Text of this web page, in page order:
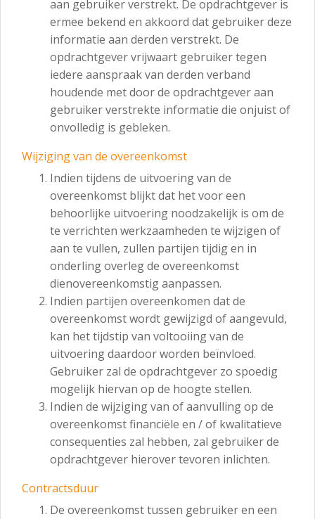
aan gebruiker verstrekt. De opdrachtgever is
ermee bekend en akkoord dat gebruiker deze
informatie aan derden verstrekt. De
opdrachtgever vrijwaart gebruiker tegen
iedere aanspraak van derden verband
houdende met door de opdrachtgever aan
gebruiker verstrekte informatie die onjuist of
onvolledig is gebleken.
Wijziging van de overeenkomst
Indien tijdens de uitvoering van de
overeenkomst blijkt dat het voor een
behoorlijke uitvoering noodzakelijk is om de
te verrichten werkzaamheden te wijzigen of
aan te vullen, zullen partijen tijdig en in
onderling overleg de overeenkomst
dienovereenkomstig aanpassen.
Indien partijen overeenkomen dat de
overeenkomst wordt gewijzigd of aangevuld,
kan het tijdstip van voltooiing van de
uitvoering daardoor worden beïnvloed.
Gebruiker zal de opdrachtgever zo spoedig
mogelijk hiervan op de hoogte stellen.
Indien de wijziging van of aanvulling op de
overeenkomst financiële en / of kwalitatieve
consequenties zal hebben, zal gebruiker de
opdrachtgever hierover tevoren inlichten.
Contractsduur
De overeenkomst tussen gebruiker en een